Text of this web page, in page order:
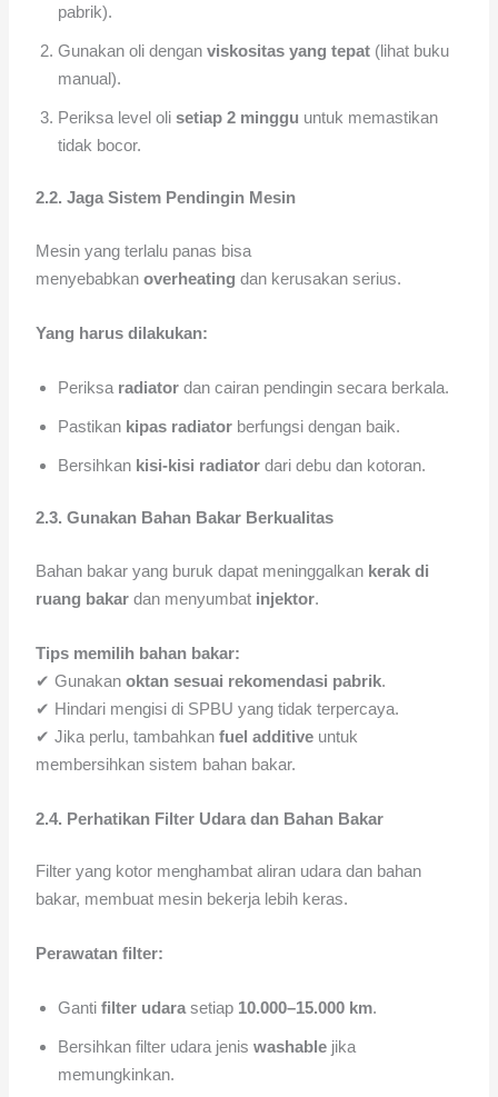
pabrik).
Gunakan oli denganviskositas yang tepat (lihat buku
manual).
Periksa level olisetiap 2 minggu untuk memastikan
tidak bocor.
2.2. Jaga Sistem Pendingin Mesin
Mesin yang terlalu panas bisa
menyebabkanoverheating dan kerusakan serius.
Yang harus dilakukan:
Periksa radiator dan cairan pendingin secara berkala.
Pastikan kipas radiator berfungsi dengan baik.
Bersihkan kisi-kisi radiator dari debu dan kotoran.
2.3. Gunakan Bahan Bakar Berkualitas
Bahan bakar yang buruk dapat meninggalkan kerak di
ruang bakar dan menyumbat injektor.
Tips memilih bahan bakar:
✔ Gunakanoktan sesuai rekomendasi pabrik.
✔ Hindari mengisi di SPBU yang tidak terpercaya.
✔ Jika perlu, tambahkanfuel additive untuk
membersihkan sistem bahan bakar.
2.4. Perhatikan Filter Udara dan Bahan Bakar
Filter yang kotor menghambat aliran udara dan bahan
bakar, membuat mesin bekerja lebih keras.
Perawatan filter:
Gantifilter udara setiap 10.000–15.000 km.
Bersihkan filter udara jeniswashable jika
memungkinkan.